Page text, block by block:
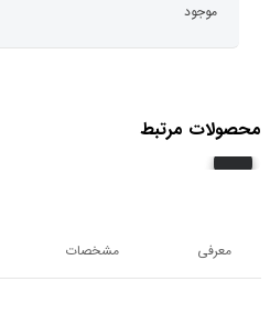
موجود
محصولات مرتبط
معرفی مشخصات